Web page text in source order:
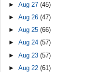
►Aug 27(45)
►Aug 26(47)
►Aug 25(66)
►Aug 24(57)
►Aug 23(57)
►Aug 22(61)